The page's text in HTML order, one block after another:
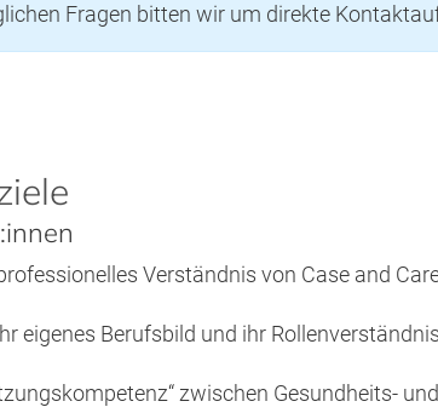
Fragen bitten wir um direkte
Verständnis von Case and
eigenes Berufsbild und ihr
zwischen Gesundheits-